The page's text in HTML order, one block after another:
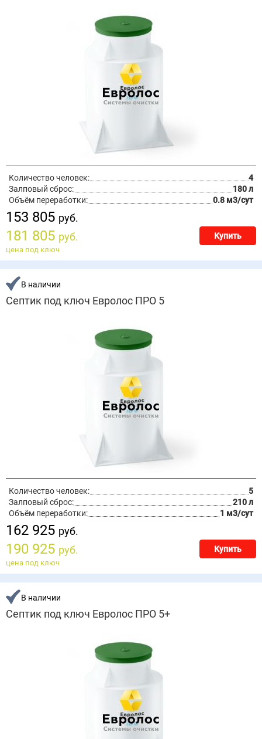
Количество человек:
4
Залповый сброс:
180 л
Объём переработки:
0.8 м3/сут
153 805 руб.
181 805 руб. Купить
цена под ключ
В наличии
Септик под ключ Евролос ПРО 5
Количество человек:
5
Залповый сброс:
210 л
Объём переработки:
1 м3/сут
162 925 руб.
190 925 руб. Купить
цена под ключ
В наличии
Септик под ключ Евролос ПРО 5+